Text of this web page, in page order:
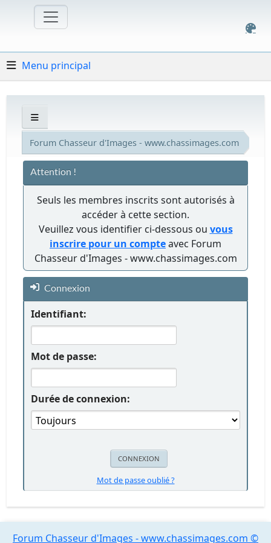
Menu principal
Forum Chasseur d'Images - www.chassimages.com
Attention !
Seuls les membres inscrits sont autorisés à
accéder à cette section.
Veuillez vous identifier ci-dessous ou vous
inscrire pour un compteavec Forum
Chasseur d'Images - www.chassimages.com
Connexion
Identifiant:
Mot de passe:
Durée de connexion:
Mot de passe oublié ?
Forum Chasseur d'Images - www.chassimages.com ©